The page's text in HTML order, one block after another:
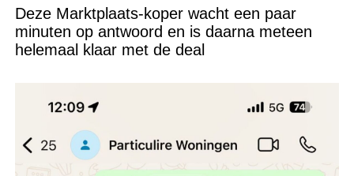
Deze Marktplaats-koper wacht een paar
minuten op antwoord en is daarna meteen
helemaal klaar met de deal